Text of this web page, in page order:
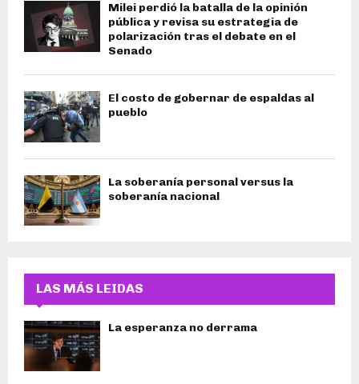
Milei perdió la batalla de la opinión
pública y revisa su estrategia de
polarización tras el debate en el
Senado
El costo de gobernar de espaldas al
pueblo
La soberanía personal versus la
soberanía nacional
LAS MÁS LEIDAS
La esperanza no derrama